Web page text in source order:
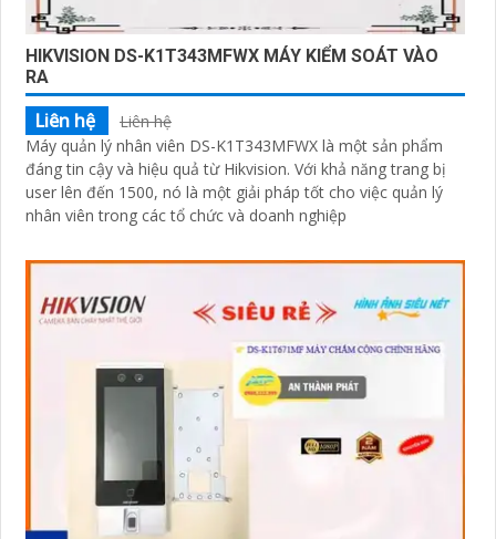
HIKVISION DS-K1T343MFWX MÁY KIỂM SOÁT VÀO
RA
Liên hệ
Liên hệ
Máy quản lý nhân viên DS-K1T343MFWX là một sản phẩm
đáng tin cậy và hiệu quả từ Hikvision. Với khả năng trang bị
user lên đến 1500, nó là một giải pháp tốt cho việc quản lý
nhân viên trong các tổ chức và doanh nghiệp